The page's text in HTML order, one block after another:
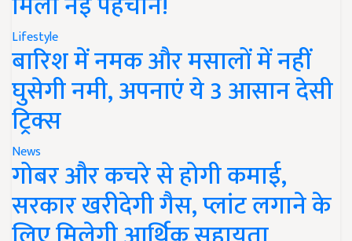
Lifestyle
बारिश में नमक और मसालों में नहीं
घुसेगी नमी, अपनाएं ये 3 आसान देसी
ट्रिक्स
News
गोबर और कचरे से होगी कमाई,
सरकार खरीदेगी गैस, प्लांट लगाने के